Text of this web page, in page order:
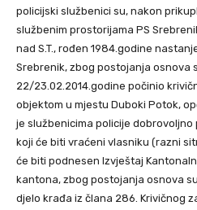
policijski službenici su, nakon
službenim prostorijama PS
nad S.T., rođen 1984.godine
Srebrenik, zbog postojanja osnova
22/23.02.2014.godine počinio
objektom u mjestu Duboki Potok,
je službenicima policije
koji će biti vraćeni vlasniku (razni
će biti podnesen Izvještaj
kantona, zbog postojanja osnova
djelo krađa iz člana 286. Krivičnog